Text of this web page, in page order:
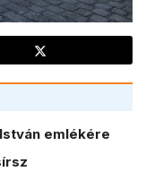
emlékére